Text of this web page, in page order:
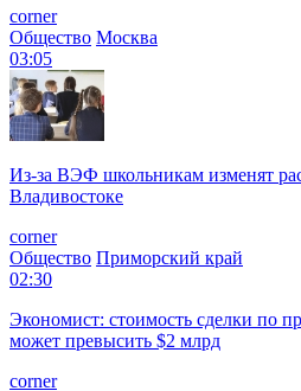
corner
Общество Москва
03:05
Из-за ВЭФ школьникам изменят
Владивостоке
corner
Общество Приморский край
02:30
Экономист: стоимость сделки по
может превысить $2 млрд
corner